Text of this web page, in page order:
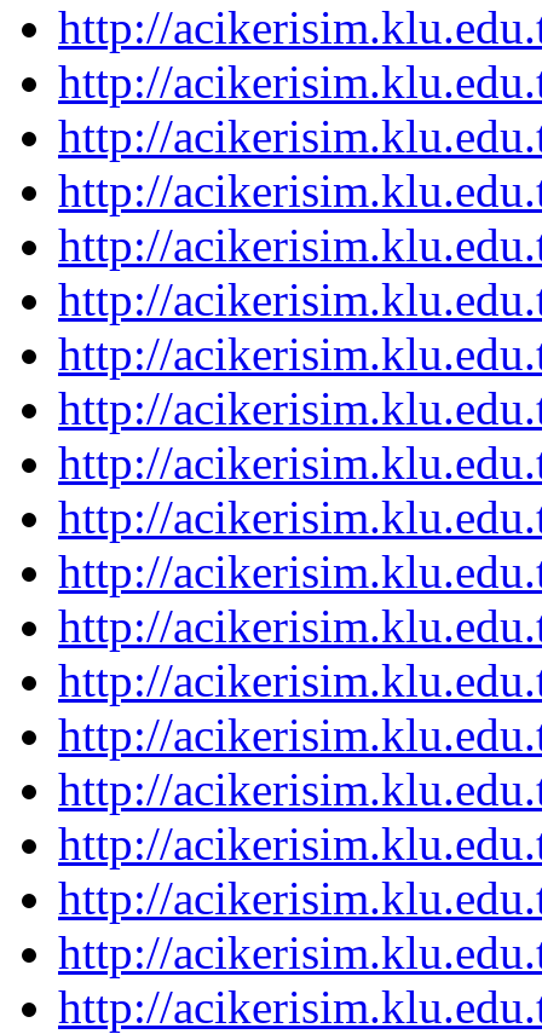
http://
http://
http://
http://
http://
http://
http://
http://
http://
http://
http://
http://
http://
http://
http://
http://
http://
http://
http://